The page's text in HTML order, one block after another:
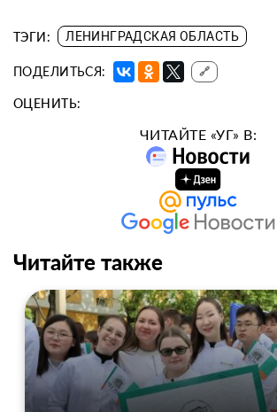
ТЭГИ: ЛЕНИНГРАДСКАЯ ОБЛАСТЬ
ПОДЕЛИТЬСЯ: 🔗
ОЦЕНИТЬ:
ЧИТАЙТЕ «УГ» В:
Читайте также